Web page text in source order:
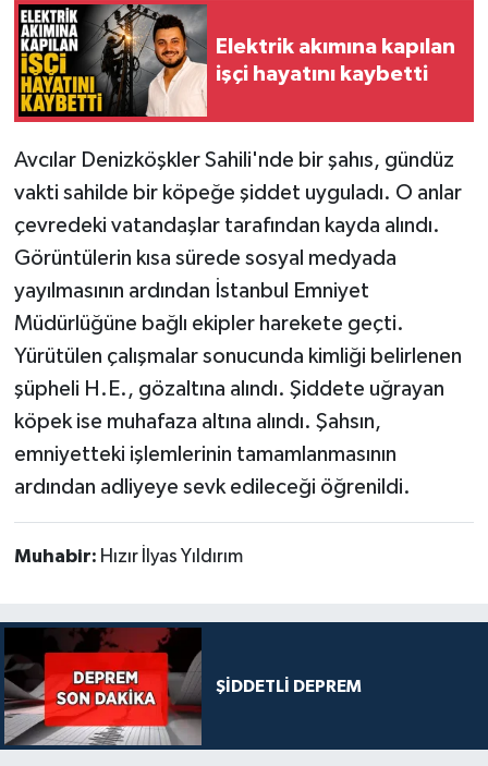
Elektrik akımına kapılan
işçi hayatını kaybetti
Avcılar Denizköşkler Sahili'nde bir şahıs, gündüz
vakti sahilde bir köpeğe şiddet uyguladı. O anlar
çevredeki vatandaşlar tarafından kayda alındı.
Görüntülerin kısa sürede sosyal medyada
yayılmasının ardından İstanbul Emniyet
Müdürlüğüne bağlı ekipler harekete geçti.
Yürütülen çalışmalar sonucunda kimliği belirlenen
şüpheli H.E., gözaltına alındı. Şiddete uğrayan
köpek ise muhafaza altına alındı. Şahsın,
emniyetteki işlemlerinin tamamlanmasının
ardından adliyeye sevk edileceği öğrenildi.
Muhabir: Hızır İlyas Yıldırım
ŞİDDETLİ DEPREM